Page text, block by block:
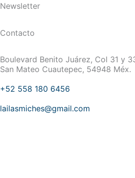
Newsletter
Contacto
Boulevard Benito Juárez, Col 31 y
San Mateo Cuautepec, 54948 Méx.
+52 558 180 6456
lailasmiches@gmail.com